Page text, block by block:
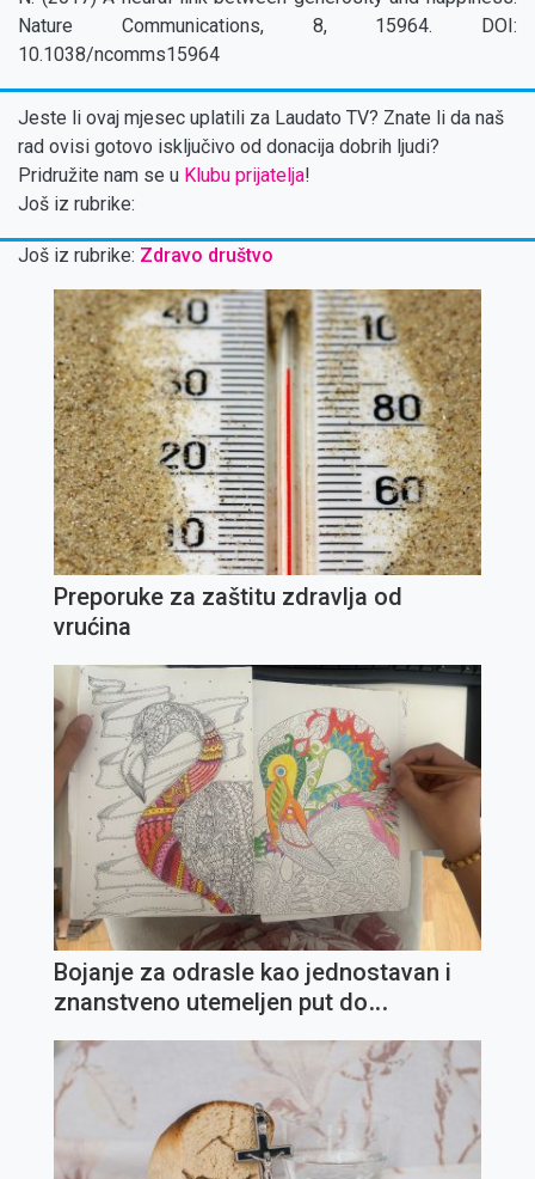
Nature Communications, 8, 15964. DOI:
10.1038/ncomms15964
Jeste li ovaj mjesec uplatili za Laudato TV? Znate li da naš
rad ovisi gotovo isključivo od donacija dobrih ljudi?
Pridružite nam se u Klubu prijatelja!
Još iz rubrike:
Još iz rubrike: Zdravo društvo
Preporuke za zaštitu zdravlja od
vrućina
Bojanje za odrasle kao jednostavan i
znanstveno utemeljen put do